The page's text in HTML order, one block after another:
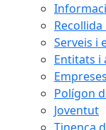
Serveis i
Entitats i
Polígon
Joventut